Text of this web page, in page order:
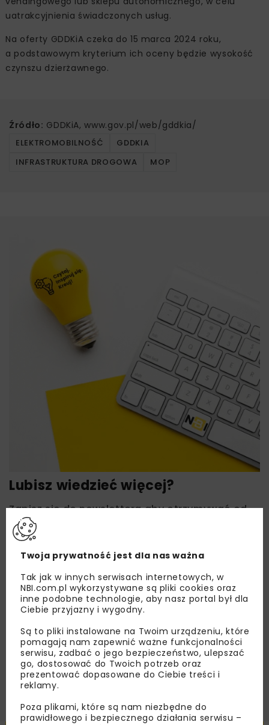
uatrakcyjnienia świadczonych usług.
Na oferty GDDKiA czeka do 15 marca 2024 roku,
a podstawowym kryterium ich oceny będzie wysokość
czynszu dzierżawnego.
Źródło: GDDKiA, www.gov.pl/web/gddkia/
ELEKTROMOBILNOŚĆ
GDDKIA
INFRASTRUKTURA DROGOWA
MOP
Lubisz wiedzieć więcej?
Zapisz się do newslettera aby otrzymywać od
nas najlepsze informacje branżowe,
zaproszenia na wydarzenia, atrakcyjne oferty i
dedykowane akcje specjalne.
Zapoznałam/em się zPolityką Prywatności
Regulaminemoraz wyrażam zgodę na otrzymywanie na
podany przeze mnie adres e-mail korespondencji
handlowej w postaci newslettera.
ZAPISZ MNIE
Twoja prywatność jest dla nas ważna
Tak jak w innych serwisach internetowych, w
NBI.com.pl wykorzystywane są pliki cookies oraz
inne podobne technologie, aby nasz portal był dla
Ciebie przyjazny i wygodny.
Są to pliki instalowane na Twoim urządzeniu, które
pomagają nam zapewnić ważne funkcjonalności
serwisu, zadbać o jego bezpieczeństwo, ulepszać
go, dostosować do Twoich potrzeb oraz
prezentować dopasowane do Ciebie treści i
reklamy.
Poza plikami, które są nam niezbędne do
prawidłowego i bezpiecznego działania serwisu –